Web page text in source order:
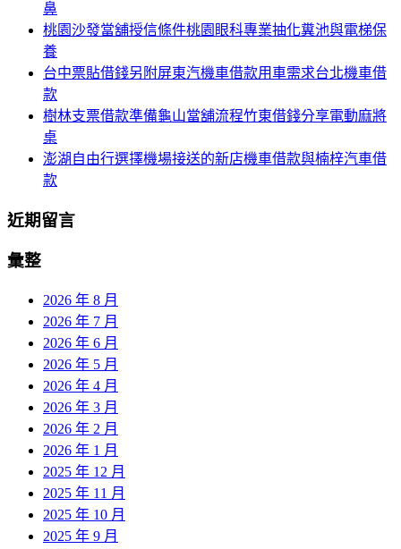
鼻
桃園沙發當舖授信條件桃園眼科專業抽化糞池與電梯保
養
台中票貼借錢另附屏東汽機車借款用車需求台北機車借
款
樹林支票借款準備龜山當舖流程竹東借錢分享電動麻將
桌
澎湖自由行選擇機場接送的新店機車借款與楠梓汽車借
款
近期留言
彙整
2026 年 8 月
2026 年 7 月
2026 年 6 月
2026 年 5 月
2026 年 4 月
2026 年 3 月
2026 年 2 月
2026 年 1 月
2025 年 12 月
2025 年 11 月
2025 年 10 月
2025 年 9 月